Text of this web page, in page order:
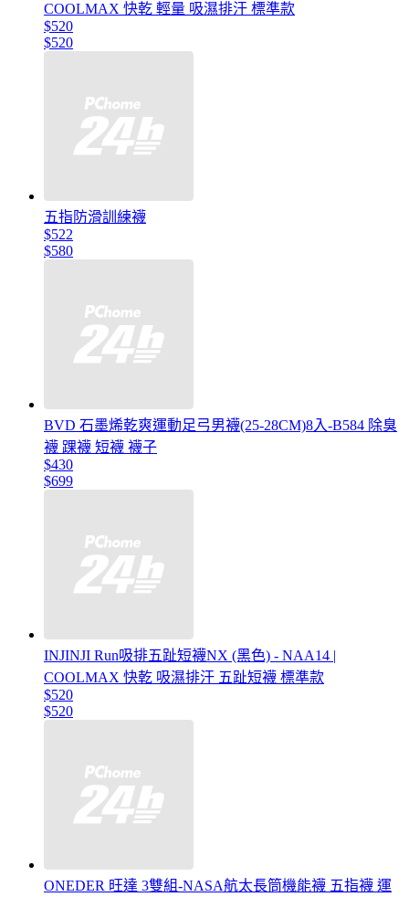
COOLMAX 快乾 輕量 吸濕排汗 標準款
$520
$520
五指防滑訓練襪
$522
$580
BVD 石墨烯乾爽運動足弓男襪(25-28CM)8入-B584 除臭
襪 踝襪 短襪 襪子
$430
$699
INJINJI Run吸排五趾短襪NX (黑色) - NAA14 |
COOLMAX 快乾 吸濕排汗 五趾短襪 標準款
$520
$520
ONEDER 旺達 3雙組-NASA航太長筒機能襪 五指襪 運